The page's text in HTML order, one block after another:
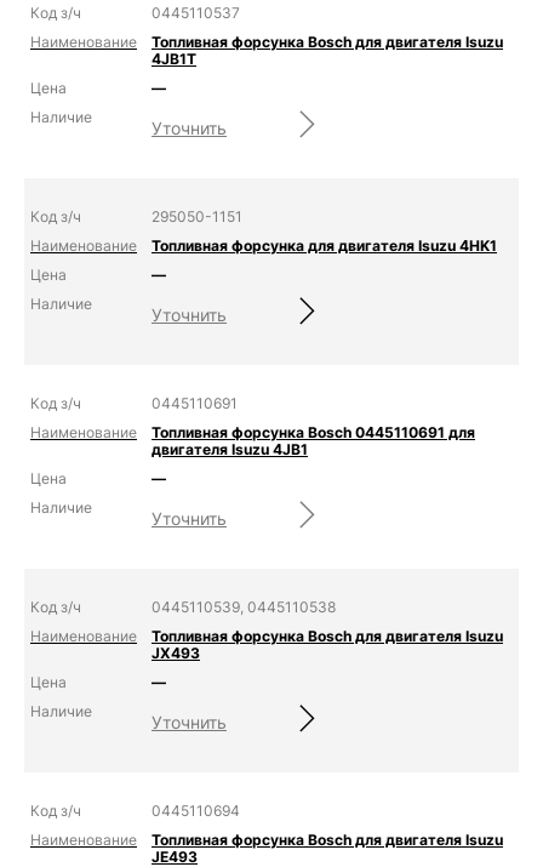
0445110537
Топливная форсунка Bosch для двигателя Isuzu
4JB1T
—
Уточнить
295050-1151
Топливная форсунка для двигателя Isuzu 4HK1
—
Уточнить
0445110691
Топливная форсунка Bosch 0445110691 для
двигателя Isuzu 4JB1
—
Уточнить
0445110539, 0445110538
Топливная форсунка Bosch для двигателя Isuzu
JX493
—
Уточнить
0445110694
Топливная форсунка Bosch для двигателя Isuzu
JE493